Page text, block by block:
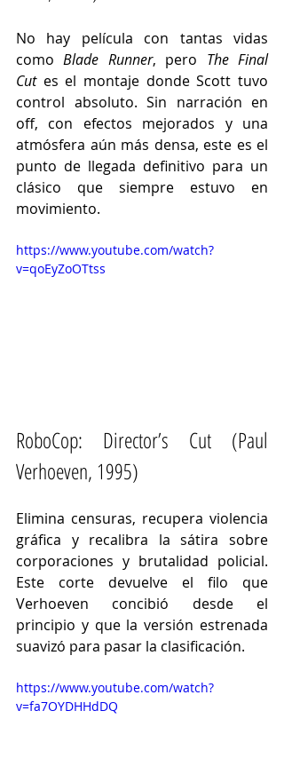
No hay película con tantas vidas
como Blade Runner, pero The Final
Cut es el montaje donde Scott tuvo
control absoluto. Sin narración en
off, con efectos mejorados y una
atmósfera aún más densa, este es el
punto de llegada definitivo para un
clásico que siempre estuvo en
movimiento.
https://www.youtube.com/watch?
v=qoEyZoOTtss
RoboCop: Director’s Cut (Paul
Verhoeven, 1995)
Elimina censuras, recupera violencia
gráfica y recalibra la sátira sobre
corporaciones y brutalidad policial.
Este corte devuelve el filo que
Verhoeven concibió desde el
principio y que la versión estrenada
suavizó para pasar la clasificación.
https://www.youtube.com/watch?
v=fa7OYDHHdDQ